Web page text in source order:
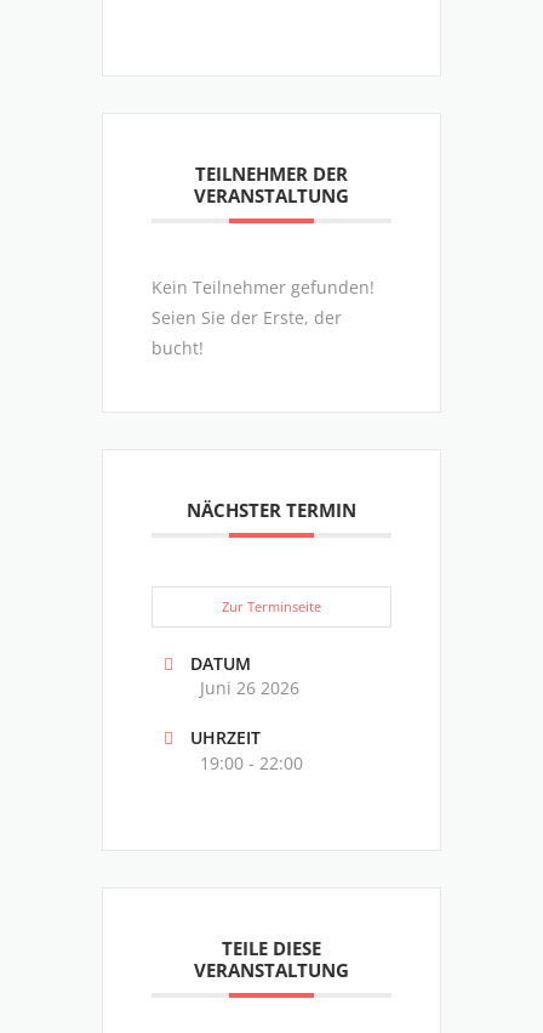
TEILNEHMER DER
VERANSTALTUNG
Kein Teilnehmer gefunden!
Seien Sie der Erste, der
bucht!
NÄCHSTER TERMIN
Zur Terminseite
DATUM
Juni 26 2026
UHRZEIT
19:00 - 22:00
TEILE DIESE
VERANSTALTUNG